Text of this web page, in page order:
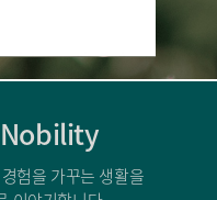
험을 가꾸는 생활을